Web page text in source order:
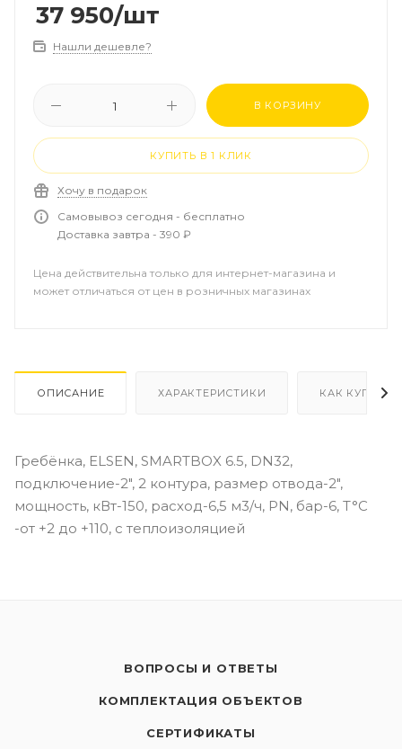
37 950/шт
Нашли дешевле?
В КОРЗИНУ
КУПИТЬ В 1 КЛИК
Хочу в подарок
Самовывоз сегодня - бесплатно
Доставка завтра - 390 ₽
Цена действительна только для интернет-магазина и
может отличаться от цен в розничных магазинах
ОПИСАНИЕ ХАРАКТЕРИСТИКИ КАК КУПИТЬ
Гребёнка, ELSEN, SMARTBOX 6.5, DN32,
подключение-2", 2 контура, размер отвода-2",
мощность, кВт-150, расход-6,5 м3/ч, PN, бар-6, T°C
-от +2 до +110, с теплоизоляцией
ВОПРОСЫ И ОТВЕТЫ
КОМПЛЕКТАЦИЯ ОБЪЕКТОВ
СЕРТИФИКАТЫ